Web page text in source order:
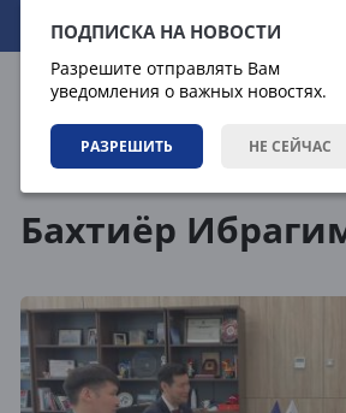
ПОДПИСКА НА НОВОСТИ
Разрешите отправлять Вам
уведомления о важных новостях.
РАЗРЕШИТЬ НЕ СЕЙЧАС
07.08.2026 17:09:48
Бахтиёр